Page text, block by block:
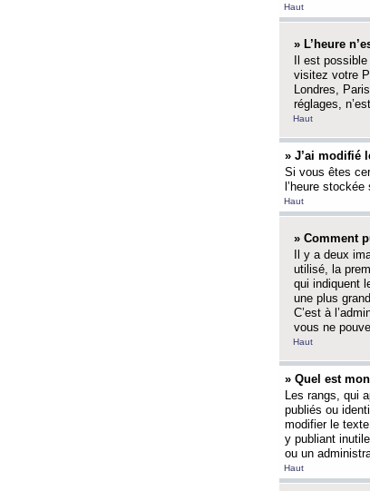
Haut
» L’heure
Il est
visitez votre
Londres,
réglages,
Haut
» J’ai modifié
Si vous êtes
l’heure
Haut
» Comment
Il y a deux
utilisé, la
qui indiquent
une plus
C’est à
vous ne
Haut
» Quel est
Les rangs, qui
publiés ou
modifier le
y publiant
ou un
Haut